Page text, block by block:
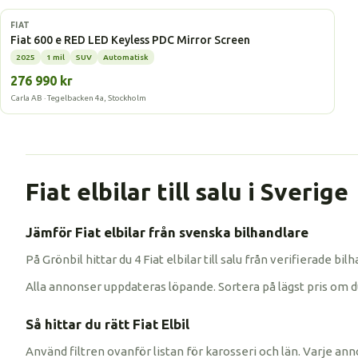
Elbil
FIAT
Fiat 600 e RED LED Keyless PDC Mirror Screen
2025 1 mil SUV Automatisk
276 990 kr
Carla AB · Tegelbacken 4a, Stockholm
Fiat elbilar till salu i Sverige
Jämför Fiat elbilar från svenska bilhandlare
På Grönbil hittar du 4 Fiat elbilar till salu från verifierade
Alla annonser uppdateras löpande. Sortera på lägst pris
Så hittar du rätt Fiat Elbil
Använd filtren ovanför listan för karosseri och län. Varje